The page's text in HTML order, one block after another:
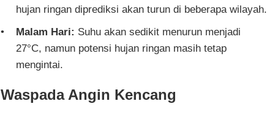
hujan ringan diprediksi akan turun di beberapa wilayah.
Malam Hari: Suhu akan sedikit menurun menjadi
27°C, namun potensi hujan ringan masih tetap
mengintai.
Waspada Angin Kencang